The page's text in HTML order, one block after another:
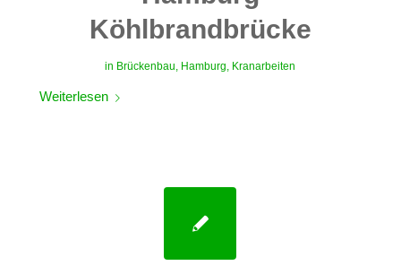
Köhlbrandbrücke
in Brückenbau, Hamburg, Kranarbeiten
Weiterlesen